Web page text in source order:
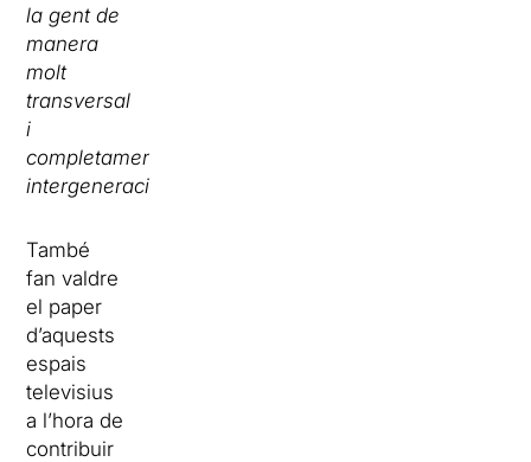
la gent de
manera
molt
transversal
i
completament
intergeneracional
També
fan valdre
el paper
d’aquests
espais
televisius
a l’hora de
contribuir